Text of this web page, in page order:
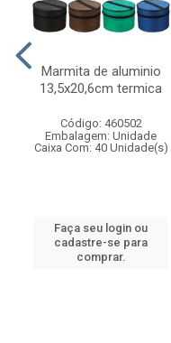
Marmita de aluminio
13,5x20,6cm termica
Código: 460502
Embalagem: Unidade
Caixa Com: 40 Unidade(s)
Faça seu login ou
cadastre-se para
comprar.